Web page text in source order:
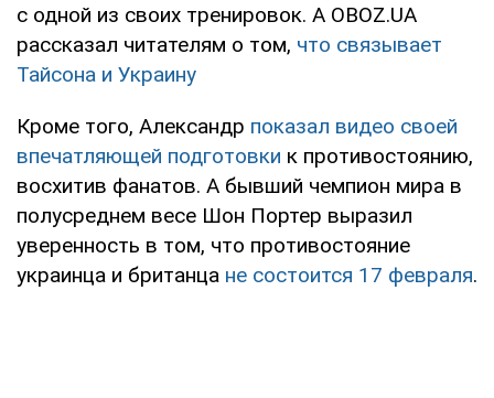
с одной из своих тренировок. А OBOZ.UA
рассказал читателям о том, что связывает
Тайсона и Украину
Кроме того, Александр показал видео своей
впечатляющей подготовки к противостоянию,
восхитив фанатов. А бывший чемпион мира в
полусреднем весе Шон Портер выразил
уверенность в том, что противостояние
украинца и британца не состоится 17 февраля.